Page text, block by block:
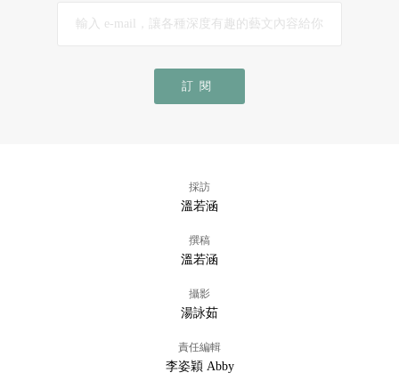
訂閱
採訪
溫若涵
撰稿
溫若涵
攝影
湯詠茹
責任編輯
李姿穎 Abby